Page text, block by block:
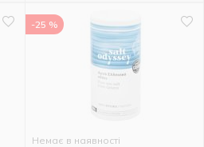
-25 %
Немає в наявності